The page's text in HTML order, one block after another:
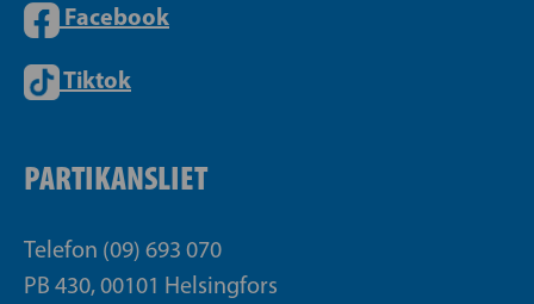
Facebook
Tiktok
PARTIKANSLIET
Telefon (09) 693 070
PB 430, 00101 Helsingfors